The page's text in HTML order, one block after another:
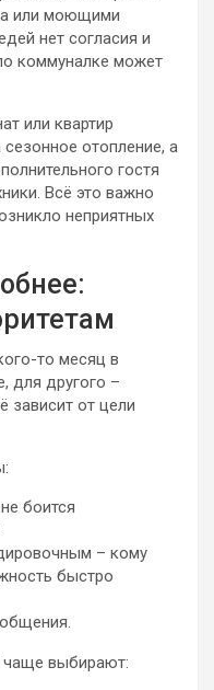
или моющими
нет согласия и
коммуналке может
или квартир
отопление, а
гостя
Всё это важно
неприятных
то месяц в
для другого –
зависит от цели
боится
– кому
быстро
чаще выбирают: